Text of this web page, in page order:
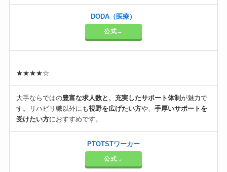
DODA（医療）
公式→
★★★★☆
大手ならではの豊富な求人数と、充実したサポート体制が魅力で
す。リハビリ職以外にも視野を広げたい方や、手厚いサポートを
受けたい方におすすめです。
PTOTSTワーカー
公式→